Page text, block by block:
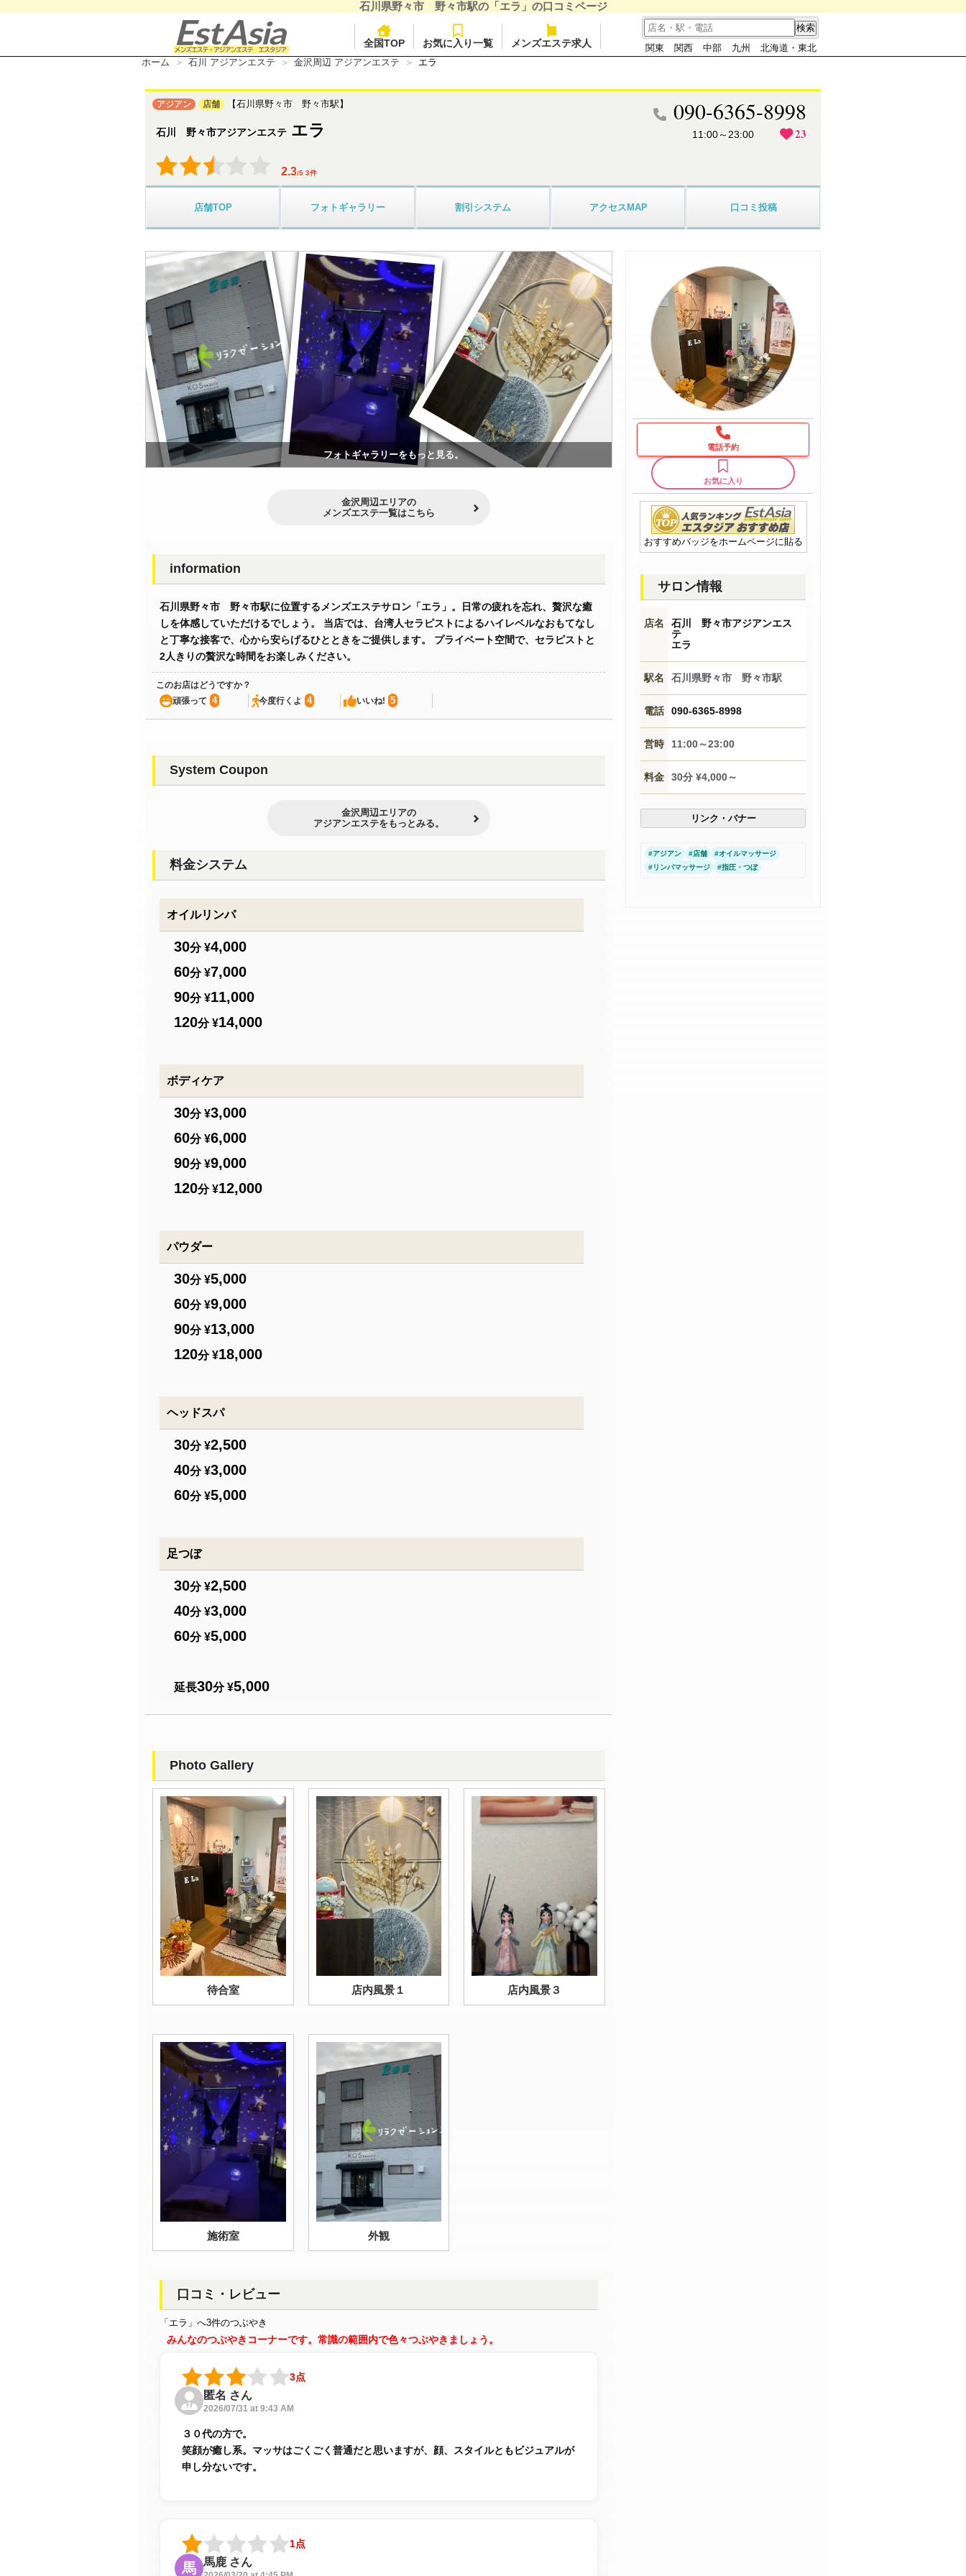
石川県野々市 野々市駅の「エラ」の口コミページ
全国TOP お気に入り一覧 メンズエステ求人 関東 関西 中部 九州
北海道・東北
ホーム
石川 アジアンエステ 金沢周辺 アジアンエステ エラ
アジアン 店舗 【石川県野々市 野々市駅】
石川 野々市アジアンエステ エラ
090-6365-8998
11:00～23:00 23
2.3/5 3件
店舗TOP フォト ギャラリー 割引 システム アクセス MAP 口コミ 投稿
フォトギャラリーをもっと見る。
金沢周辺エリアの
メンズエステ一覧はこちら
information
石川県野々市 野々市駅に位置するメンズエステサロン「エラ」。日常の疲れを忘れ、贅沢な癒
しを体感していただけるでしょう。 当店では、台湾人セラピストによるハイレベルなおもてなし
と丁寧な接客で、心から安らげるひとときをご提供します。 プライベート空間で、セラピストと
2人きりの贅沢な時間をお楽しみください。
このお店はどうですか？
頑張って 4 今度行くよ 4 いいね! 5
System Coupon
金沢周辺エリアの
アジアンエステをもっとみる。
料金システム
オイルリンパ
30分 ¥4,000
60分 ¥7,000
90分 ¥11,000
120分 ¥14,000
ボディケア
30分 ¥3,000
60分 ¥6,000
90分 ¥9,000
120分 ¥12,000
パウダー
30分 ¥5,000
60分 ¥9,000
90分 ¥13,000
120分 ¥18,000
ヘッドスパ
30分 ¥2,500
40分 ¥3,000
60分 ¥5,000
足つぼ
30分 ¥2,500
40分 ¥3,000
60分 ¥5,000
延長30分 ¥5,000
Photo Gallery
待合室 店内風景１ 店内風景３
施術室 外観
口コミ・レビュー
「エラ」へ3件のつぶやき
みんなのつぶやきコーナーです。常識の範囲内で色々つぶやきましょう。
3点
匿名 さん
2026/07/31 at 9:43 AM
３０代の方で。
笑顔が癒し系。マッサはごくごく普通だと思いますが、顔、スタイルともビジュアルが
申し分ないです。
1点
馬 馬鹿 さん
電話予約
お気に入り
おすすめバッジをホームページに貼る
サロン情報
店名
石川 野々市アジアンエス
テ
エラ
駅名 石川県野々市 野々市駅
電話 090-6365-8998
営時 11:00～23:00
料金 30分 ¥4,000～
リンク・バナー
#アジアン #店舗 #オイルマッサージ
#リンパマッサージ #指圧・つぼ